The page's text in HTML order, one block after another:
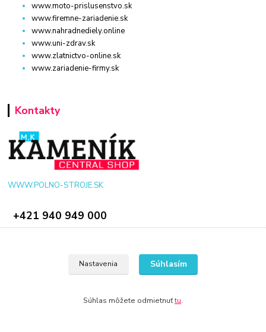
www.moto-prislusenstvo.sk
www.firemne-zariadenie.sk
www.nahradnediely.online
www.uni-zdrav.sk
www.zlatnictvo-online.sk
www.zariadenie-firmy.sk
Kontakty
WWW.POLNO-STROJE.SK
+421 940 949 000
Nastavenia Súhlasím
Súhlas môžete odmietnuťtu.